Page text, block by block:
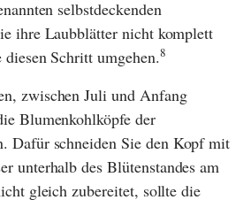
selbstdeckenden
ihre Laubblätter nicht komplett
Schritt umgehen.8
zwischen Juli und Anfang
Blumenkohlköpfe der
Dafür schneiden Sie den Kopf mit
unterhalb des Blütenstandes am
gleich zubereitet, sollte die